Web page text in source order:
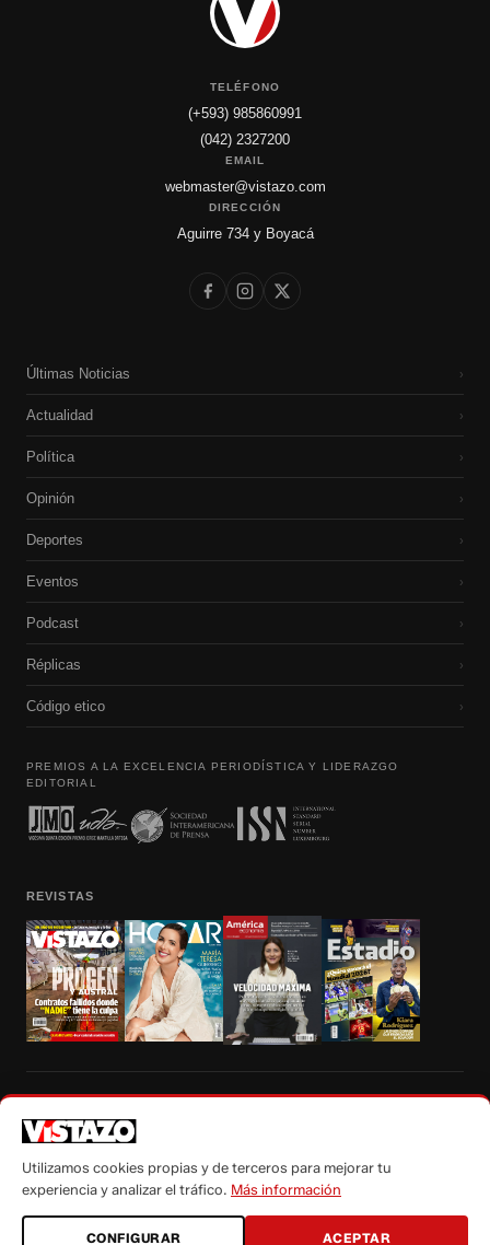
TELÉFONO
(+593) 985860991
(042) 2327200
EMAIL
webmaster@vistazo.com
DIRECCIÓN
Aguirre 734 y Boyacá
Últimas Noticias ›
Actualidad ›
Política ›
Opinión ›
Deportes ›
Eventos ›
Podcast ›
Réplicas ›
Código etico ›
PREMIOS A LA EXCELENCIA PERIODÍSTICA Y LIDERAZGO
EDITORIAL
REVISTAS
autorización escrita de su titular, de todos los contenidos de Vistazo.com.
Utilizamos cookies propias y de terceros para mejorar tu
experiencia y analizar el tráfico. Más información
CONFIGURAR ACEPTAR